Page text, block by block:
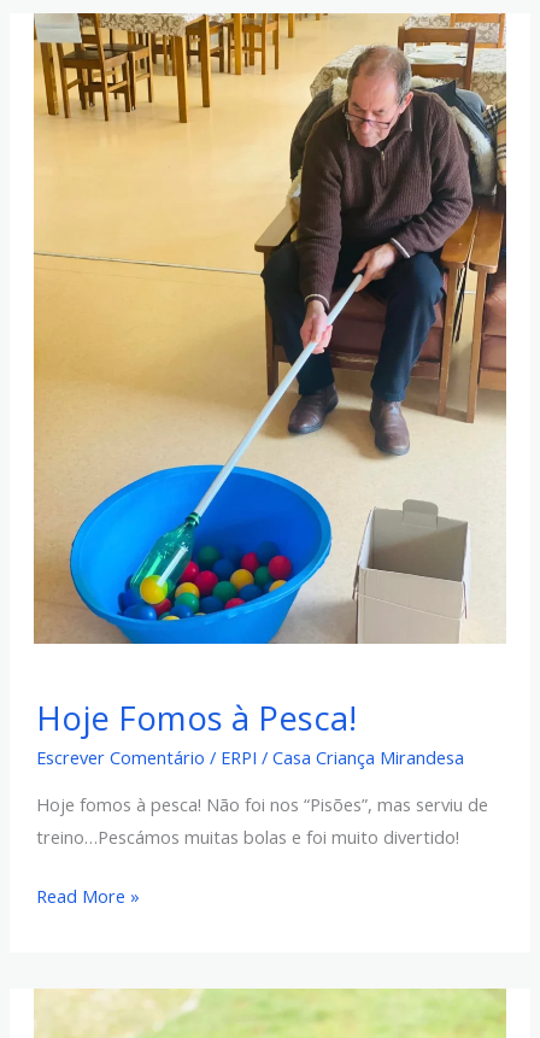
Hoje Fomos à Pesca!
Escrever Comentário / ERPI / Casa Criança Mirandesa
Hoje fomos à pesca! Não foi nos “Pisões”, mas serviu de
treino…Pescámos muitas bolas e foi muito divertido!
Fomos
à
Read More »